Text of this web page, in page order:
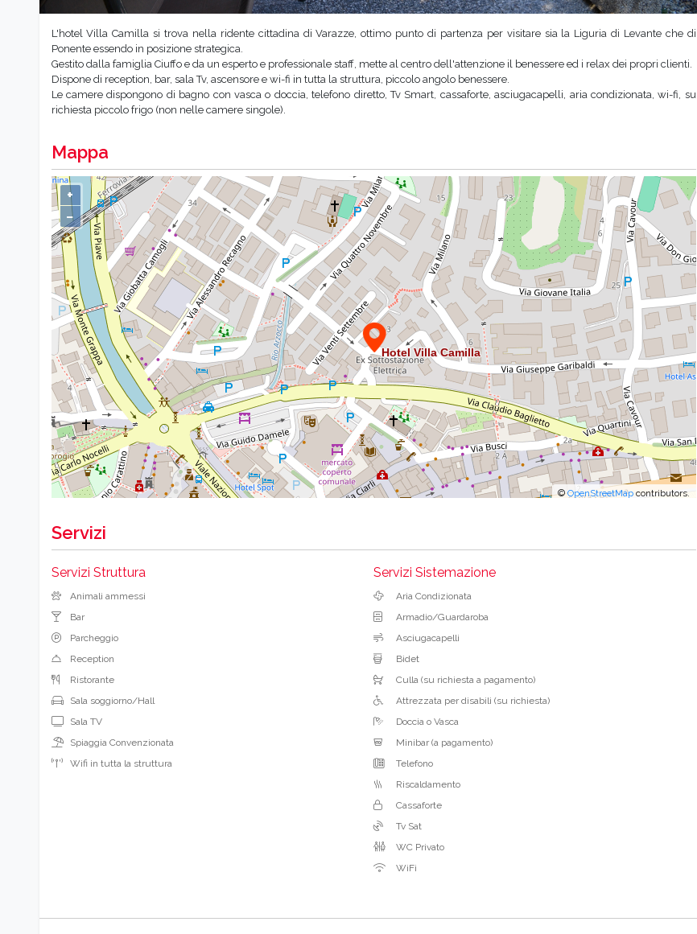
L'hotel Villa Camilla si trova nella ridente cittadina di Varazze, ottimo punto di partenza per visitare sia la Liguria di Levante che di
Ponente essendo in posizione strategica.
Gestito dalla famiglia Ciuffo e da un esperto e professionale staff, mette al centro dell'attenzione il benessere ed i relax dei propri clienti.
Dispone di reception, bar, sala Tv, ascensore e wi-fi in tutta la struttura, piccolo angolo benessere.
Le camere dispongono di bagno con vasca o doccia, telefono diretto, Tv Smart, cassaforte, asciugacapelli, aria condizionata, wi-fi, su
richiesta piccolo frigo (non nelle camere singole).
Mappa
+
−
©OpenStreetMap contributors.
Servizi
Servizi Struttura
Animali ammessi
Bar
Parcheggio
Reception
Ristorante
Sala soggiorno/Hall
Sala TV
Spiaggia Convenzionata
Wifi in tutta la struttura
Servizi Sistemazione
Aria Condizionata
Armadio/Guardaroba
Asciugacapelli
Bidet
Culla (su richiesta a pagamento)
Attrezzata per disabili (su richiesta)
Doccia o Vasca
Minibar (a pagamento)
Telefono
Riscaldamento
Cassaforte
Tv Sat
WC Privato
WiFi